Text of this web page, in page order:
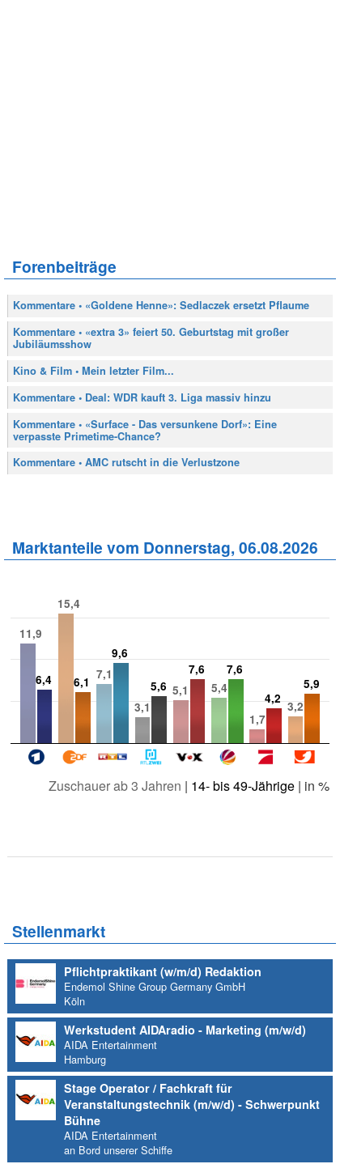
Forenbeiträge
Kommentare • «Goldene Henne»: Sedlaczek ersetzt Pflaume
Kommentare • «extra 3» feiert 50. Geburtstag mit großer
Jubiläumsshow
Kino & Film • Mein letzter Film...
Kommentare • Deal: WDR kauft 3. Liga massiv hinzu
Kommentare • «Surface - Das versunkene Dorf»: Eine
verpasste Primetime-Chance?
Kommentare • AMC rutscht in die Verlustzone
Marktanteile vom Donnerstag, 06.08.2026
11,9
15,4
7,1
3,1
5,1 5,4
1,7
3,2
6,4 6,1
9,6
5,6
7,6
7,6
4,2
5,9
Zuschauer ab 3 Jahren | 14- bis 49-Jährige| in %
Stellenmarkt
Pflichtpraktikant (w/m/d) Redaktion
Endemol Shine Group Germany GmbH
Köln
Werkstudent AIDAradio - Marketing (m/w/d)
AIDA Entertainment
Hamburg
Stage Operator / Fachkraft für
Veranstaltungstechnik (m/w/d) - Schwerpunkt
Bühne
AIDA Entertainment
an Bord unserer Schiffe